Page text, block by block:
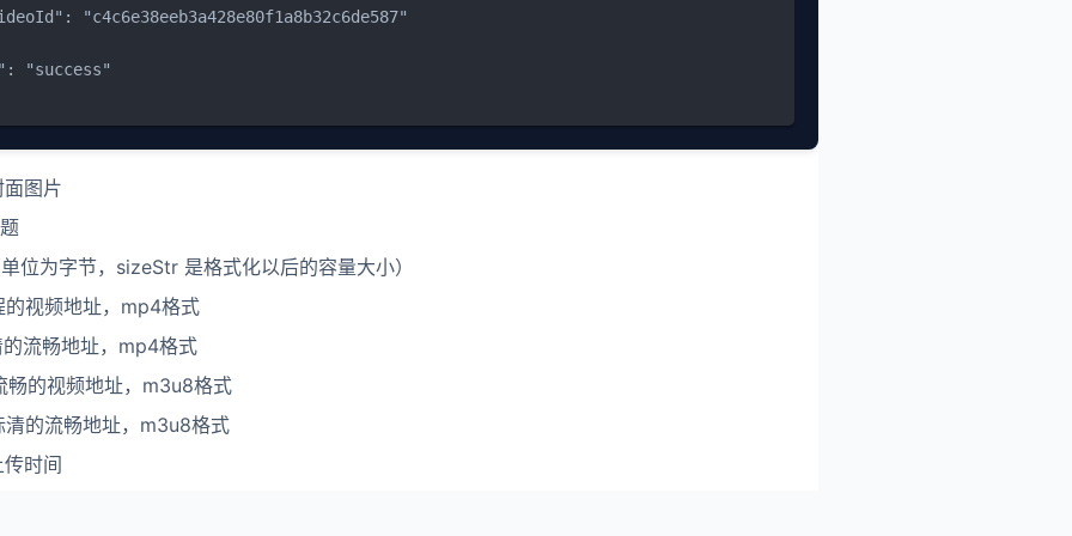
"c4c6e38eeb3a428e80f1a8b32c6de587"
"success"
图片
位为字节，sizeStr 是格式化以后的容量大小）
视频地址，mp4格式
流畅地址，mp4格式
的视频地址，m3u8格式
的流畅地址，m3u8格式
时间